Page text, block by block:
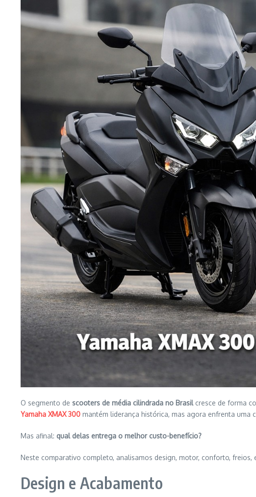
O segmento de scooters de média cilindrada no Brasilcresce de forma
Yamaha XMAX 300 mantém liderança histórica, mas agora enfrenta uma
Mas afinal: qual delas entrega o melhor custo-benefício?
Neste comparativo completo, analisamos design, motor, conforto, freios,
Design e Acabamento